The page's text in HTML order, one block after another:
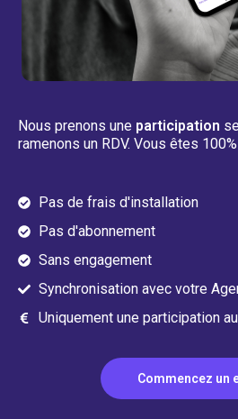
Nous prenons une participation
ramenons un RDV. Vous êtes
Pas de frais d'installation
Pas d'abonnement
Sans engagement
Synchronisation avec votre
Uniquement une participation
Commencez un